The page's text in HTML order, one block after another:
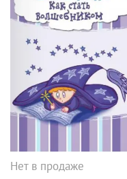
Нет в продаже